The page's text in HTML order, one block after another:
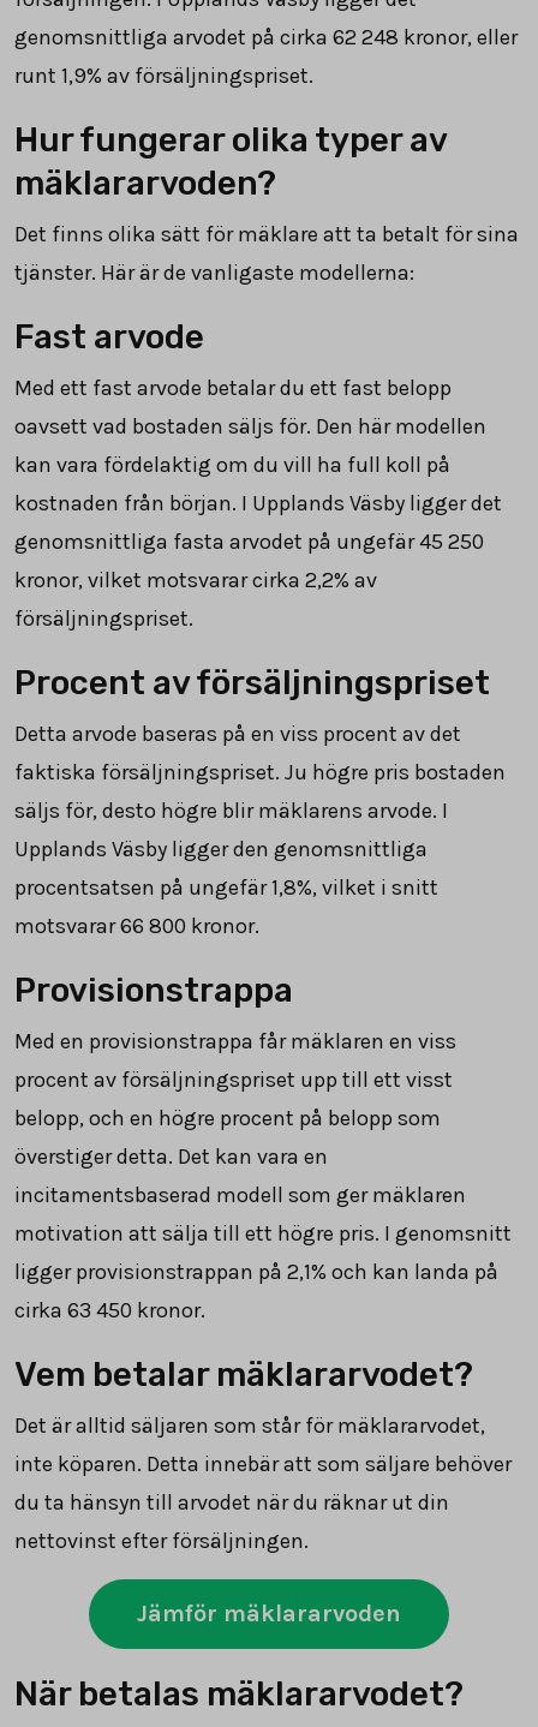
genomsnittliga arvodet på cirka 62 248 kronor, eller
runt 1,9% av försäljningspriset.
Hur fungerar olika typer av
mäklararvoden?
Det finns olika sätt för mäklare att ta betalt för sina
tjänster. Här är de vanligaste modellerna:
Fast arvode
Med ett fast arvode betalar du ett fast belopp
oavsett vad bostaden säljs för. Den här modellen
kan vara fördelaktig om du vill ha full koll på
kostnaden från början. I Upplands Väsby ligger det
genomsnittliga fasta arvodet på ungefär 45 250
kronor, vilket motsvarar cirka 2,2% av
försäljningspriset.
Procent av försäljningspriset
Detta arvode baseras på en viss procent av det
faktiska försäljningspriset. Ju högre pris bostaden
säljs för, desto högre blir mäklarens arvode. I
Upplands Väsby ligger den genomsnittliga
procentsatsen på ungefär 1,8%, vilket i snitt
motsvarar 66 800 kronor.
Provisionstrappa
Med en provisionstrappa får mäklaren en viss
procent av försäljningspriset upp till ett visst
belopp, och en högre procent på belopp som
överstiger detta. Det kan vara en
incitamentsbaserad modell som ger mäklaren
motivation att sälja till ett högre pris. I genomsnitt
ligger provisionstrappan på 2,1% och kan landa på
cirka 63 450 kronor.
Vem betalar mäklararvodet?
Det är alltid säljaren som står för mäklararvodet,
inte köparen. Detta innebär att som säljare behöver
du ta hänsyn till arvodet när du räknar ut din
nettovinst efter försäljningen.
Jämför mäklararvoden
När betalas mäklararvodet?